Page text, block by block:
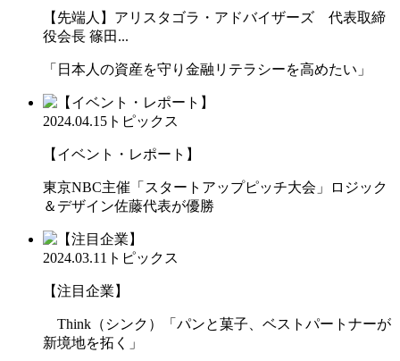
【先端人】アリスタゴラ・アドバイザーズ 代表取締
役会長 篠田...
「日本人の資産を守り金融リテラシーを高めたい」
2024.04.15 トピックス
【イベント・レポート】
東京NBC主催「スタートアップピッチ大会」ロジック
＆デザイン佐藤代表が優勝
2024.03.11 トピックス
【注目企業】
Think（シンク）「パンと菓子、ベストパートナーが
新境地を拓く」